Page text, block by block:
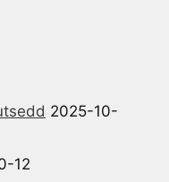
2025-10-
12